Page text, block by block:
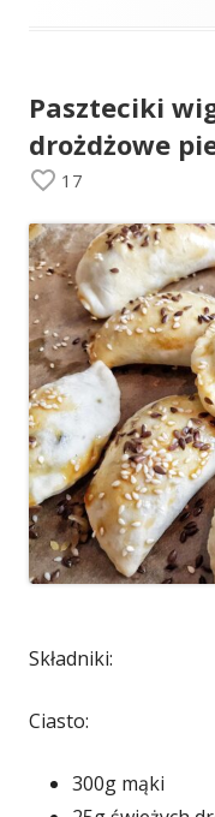
Paszteciki
drożdżowe
17
Składniki:
Ciasto:
300g mąki